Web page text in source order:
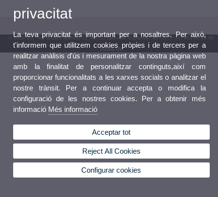
© 2026 UV. - Av. Blasco Ibáñez, 13. 46010 València. Espanya. Tel. UV: (+34) 963 86 41 00
Bústia UV
privacitat
La teva privacitat és important per a nosaltres. Per això,
t'informem que utilitzem cookies pròpies i de tercers per a
realitzar anàlisis d'ús i mesurament de la nostra pàgina web
amb la finalitat de personalitzar continguts,així com
proporcionar funcionalitats a les xarxes socials o analitzar el
nostre trànsit. Per a continuar accepta o modifica la
configuració de les nostres cookies. Per a obtenir més
informació Més informació
Acceptar tot
Reject All Cookies
Configurar cookies